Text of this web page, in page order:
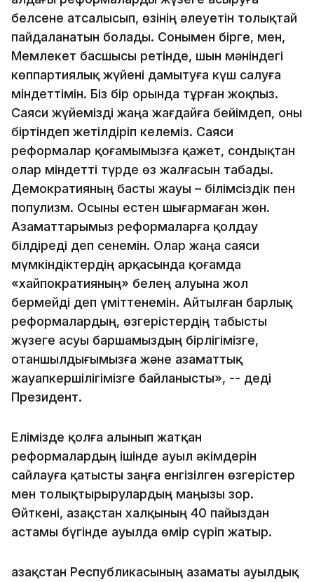
белсене атсалысып, өзінің әлеуетін толықтай
пайдаланатын болады. Сонымен бірге, мен,
Мемлекет басшысы ретінде, шын мәніндегі
көппартиялық жүйені дамытуға күш салуға
міндеттімін. Біз бір орында тұрған жоқпыз.
Саяси жүйемізді жаңа жағдайға бейімдеп, оны
біртіндеп жетілдіріп келеміз. Саяси
реформалар қоғамымызға қажет, сондықтан
олар міндетті түрде өз жалғасын табады.
Демократияның басты жауы – білімсіздік пен
популизм. Осыны естен шығармаған жөн.
Азаматтарымыз реформаларға қолдау
білдіреді деп сенемін. Олар жаңа саяси
мүмкіндіктердің арқасында қоғамда
«хайпократияның» белең алуына жол
бермейді деп үміттенемін. Айтылған барлық
реформалардың, өзгерістердің табысты
жүзеге асуы баршамыздың бірлігімізге,
отаншылдығымызға және азаматтық
жауапкершілігімізге байланысты», -- деді
Президент.
Елімізде қолға алынып жатқан
реформалардың ішінде ауыл әкімдерін
сайлауға қатысты заңға енгізілген өзгерістер
мен толықтырырулардың маңызы зор.
Өйткені, Қазақстан халқының 40 пайыздан
астамы бүгінде ауылда өмір сүріп жатыр.
Қазақстан Республикасының азаматы ауылдық